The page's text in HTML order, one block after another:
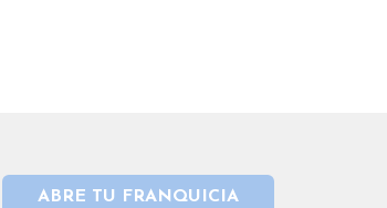
ABRE TU FRANQUICIA